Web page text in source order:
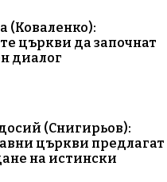
(Коваленко):
църкви да започнат
диалог
(Снигирьов):
църкви предлагат
на истински